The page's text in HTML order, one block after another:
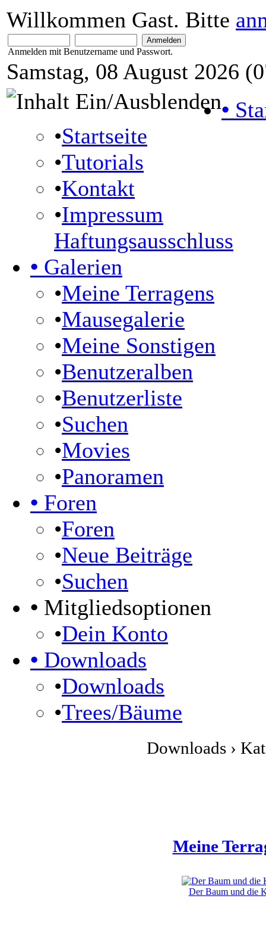
Willkommen Gast. Bitte
Anmelden mit Benutzername und Passwort.
Samstag, 08 August 2026
•
•Startseite
•Tutorials
•Kontakt
•Impressum
Haftungsausschluss
• Galerien
•Meine Terragens
•Mausegalerie
•Meine Sonstigen
•Benutzeralben
•Benutzerliste
•Suchen
•Movies
•Panoramen
• Foren
•Foren
•Neue Beiträge
•Suchen
• Mitgliedsoptionen
•Dein Konto
• Downloads
•Downloads
•Trees/Bäume
Downloads ›
Meine
Der Baum und die